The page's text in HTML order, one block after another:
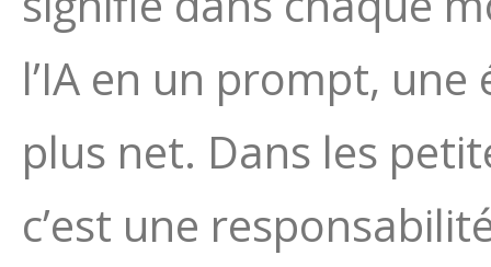
l’IA en un prompt,
plus net. Dans les
c’est une